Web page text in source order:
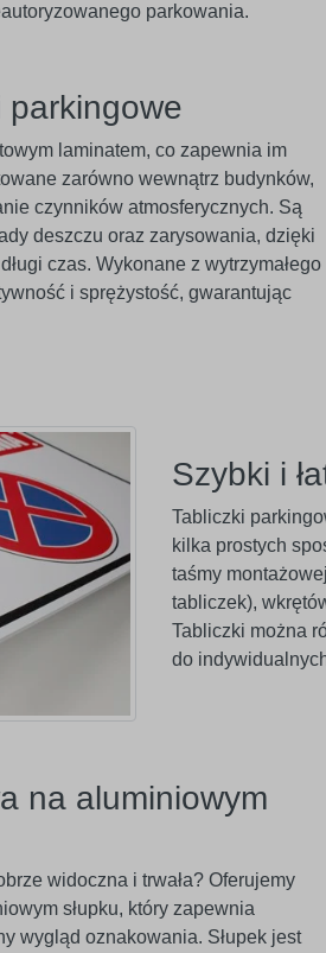
parkowania.
parkingowe
laminatem, co zapewnia im
zarówno wewnątrz budynków,
czynników atmosferycznych. Są
deszczu oraz zarysowania, dzięki
czas. Wykonane z wytrzymałego
i sprężystość, gwarantując
Szybki i
Tabliczki
kilka prostych
taśmy
tabliczek),
Tabliczki można
do
na aluminiowym
widoczna i trwała? Oferujemy
słupku, który zapewnia
wygląd oznakowania. Słupek jest